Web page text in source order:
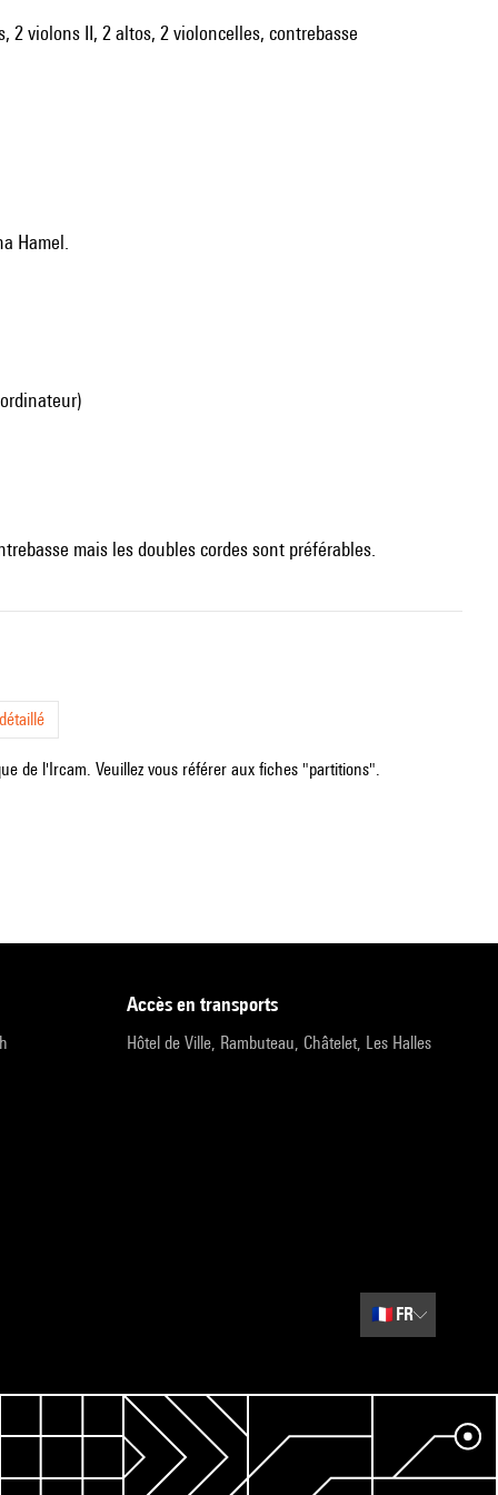
violons II, 2 altos, 2 violoncelles, contrebasse
Hamel.
mais les doubles cordes sont préférables.
de l'Ircam. Veuillez vous référer aux fiches "partitions".
accès en transports
Hôtel de Ville, Rambuteau, Châtelet, Les Halles
🇫🇷 FR